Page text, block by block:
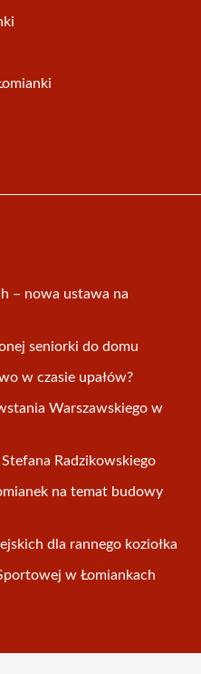
– nowa ustawa na
seniorki do domu
w czasie upałów?
Warszawskiego w
Radzikowskiego
na temat budowy
dla rannego koziołka
w Łomiankach